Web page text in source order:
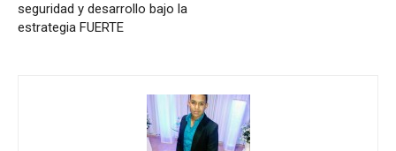
seguridad y desarrollo bajo la
estrategia FUERTE